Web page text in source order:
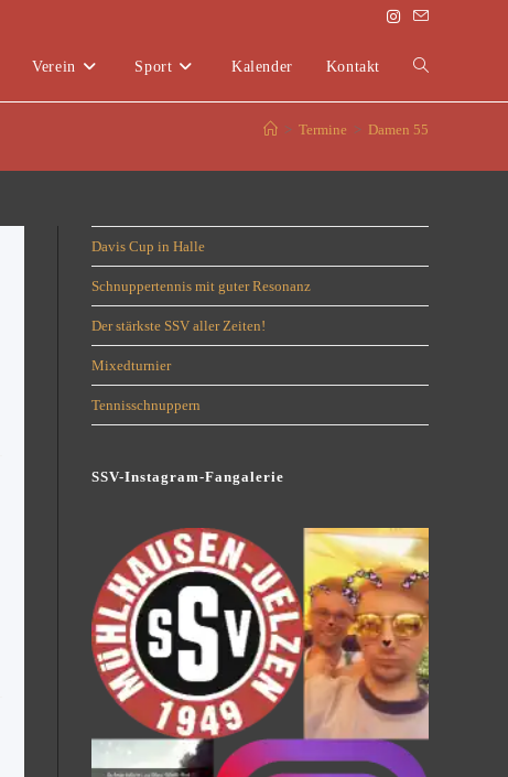
Verein Sport Kalender Kontakt
> Termine > Damen 55
Davis Cup in Halle
Schnuppertennis mit guter Resonanz
Der stärkste SSV aller Zeiten!
Mixedturnier
Tennisschnuppern
SSV-Instagram-Fangalerie